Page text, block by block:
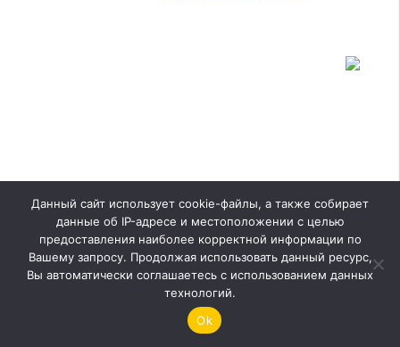
Оставить заявку
HOUZZ
Данный сайт использует cookie-файлы, а также собирает
данные об IP-адресе и местоположении с целью
предоставления наиболее корректной информации по
Вашему запросу. Продолжая использовать данный ресурс,
Вы автоматически соглашаетесь с использованием данных
технологий.
Ok